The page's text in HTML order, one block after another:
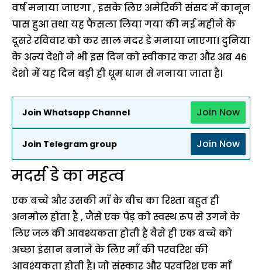
वर्ष मनाया जाएगा , इसके लिए अमेरिकी संसद में कानून
पास हुआ तथा यह फैसला लिया गया की मई महीने के
दूसरे रविवार को कर साल मदर डे मनाया जाएगा। दुनिया
के अन्य देशो ने भी इस दिन को स्वीकार करा और अब 46
देशो में यह दिन बड़ी ही धूम धाम से मनाया जाता है।
Join Whatsapp Channel Join Now
Join Telegram group Join Now
मदर्स डे का महत्व
एक बच्चे और उसकी माँ के बीच का रिश्ता बहुत ही
अनमोल होता है , जैसे एक पेड़ को स्वस्थ रूप से उगने के
लिए जल की आवश्यकता होती है वैसे ही एक बच्चे को
अच्छा इंसान बनाने के लिए माँ की परवरिश की
आवश्यकता होती है। जो संस्कार और परवरिश एक माँ